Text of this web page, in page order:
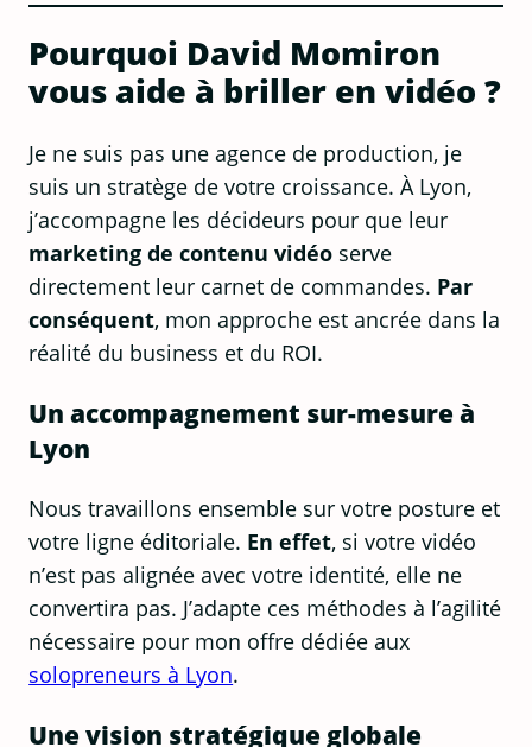
Pourquoi David Momiron
vous aide à briller en vidéo ?
Je ne suis pas une agence de production, je
suis un stratège de votre croissance. À Lyon,
j’accompagne les décideurs pour que leur
marketing de contenu vidéo serve
directement leur carnet de commandes. Par
conséquent, mon approche est ancrée dans la
réalité du business et du ROI.
Un accompagnement sur-mesure à
Lyon
Nous travaillons ensemble sur votre posture et
votre ligne éditoriale. En effet, si votre vidéo
n’est pas alignée avec votre identité, elle ne
convertira pas. J’adapte ces méthodes à l’agilité
nécessaire pour mon offre dédiée aux
solopreneurs à Lyon.
Une vision stratégique globale